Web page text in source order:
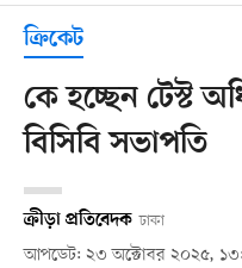
ক্রিকেট
কে হচ্ছেন টেস্ট
বিসিবি সভাপতি
ক্রীড়া প্রতিবেদক ঢাকা
আপডেট: ২৩ অক্টোবর ২০২৫,